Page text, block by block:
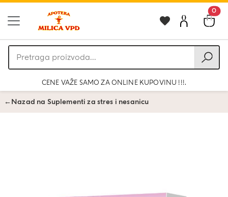
0
Pretraga
proizvoda
CENE VAŽE SAMO ZA ONLINE KUPOVINU !!!.
←Nazad na Suplementi za stres i nesanicu